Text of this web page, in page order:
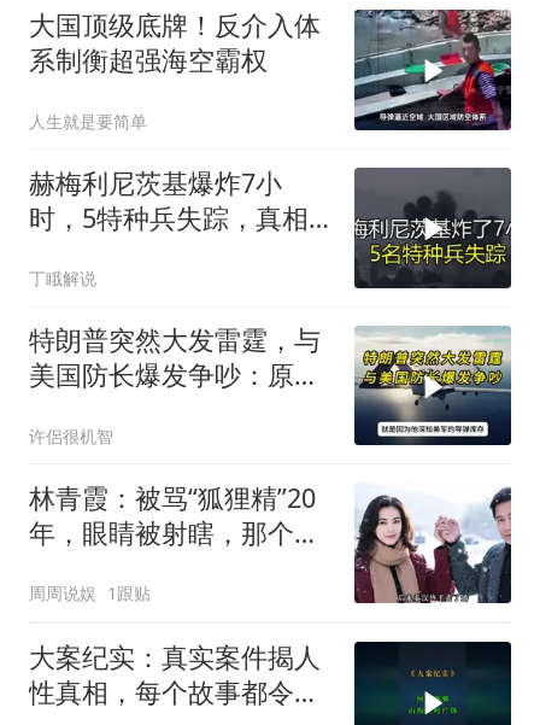
大国顶级底牌！反介入体
系制衡超强海空霸权
人生就是要简单
赫梅利尼茨基爆炸7小
时，5特种兵失踪，真相
丁睋解说
特朗普突然大发雷霆，与
美国防长爆发争吵：原来
许侶很机智
林青霞：被骂“狐狸精”20
年，眼睛被射瞎，那个男
钱？”
周周说娱 1跟贴
大案纪实：真实案件揭人
性真相，每个故事都令人